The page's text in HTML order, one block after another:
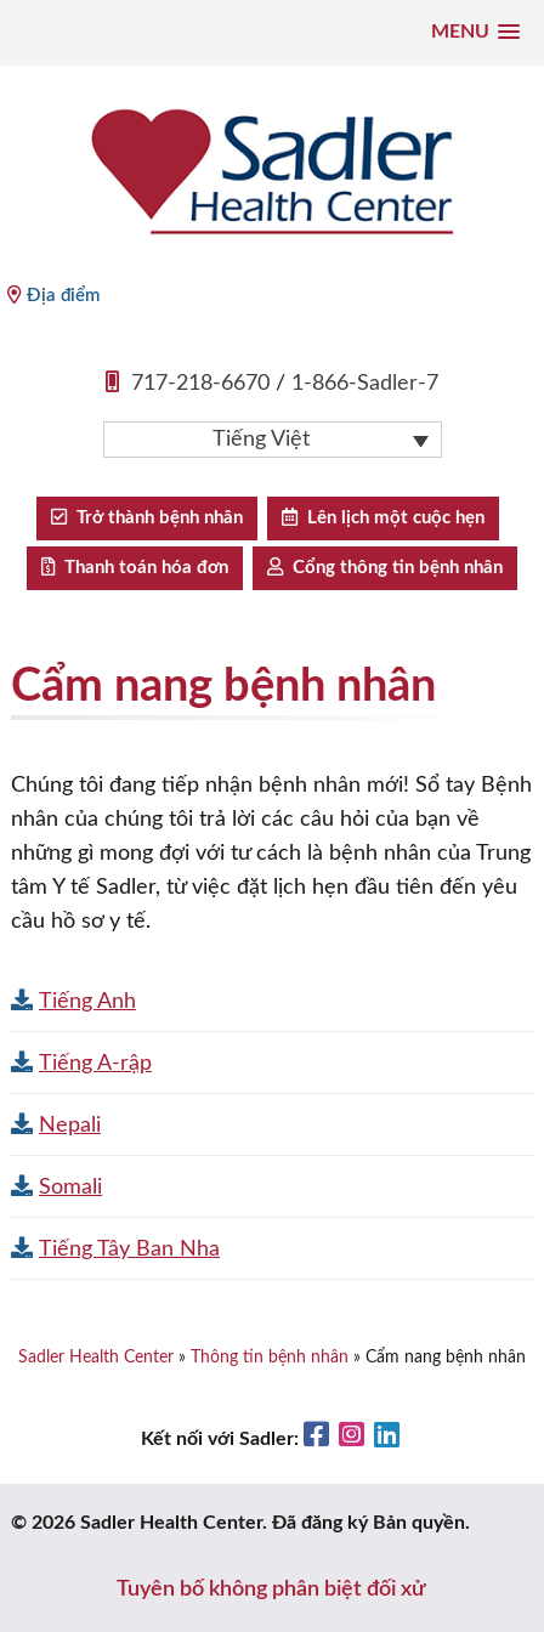
MENU
Địa điểm
717-218-6670 / 1-866-Sadler-7
Tiếng Việt
Trở thành bệnh nhân Lên lịch một cuộc hẹn
Thanh toán hóa đơn Cổng thông tin bệnh nhân
Cẩm nang bệnh nhân
Chúng tôi đang tiếp nhận bệnh nhân mới! Sổ tay Bệnh
nhân của chúng tôi trả lời các câu hỏi của bạn về
những gì mong đợi với tư cách là bệnh nhân của Trung
tâm Y tế Sadler, từ việc đặt lịch hẹn đầu tiên đến yêu
cầu hồ sơ y tế.
Tiếng Anh
Tiếng A-rập
Nepali
Somali
Tiếng Tây Ban Nha
Sadler Health Center» Thông tin bệnh nhân » Cẩm nang bệnh nhân
Kết nối với Sadler: FacebookInstagram
© 2026 Sadler Health Center. Đã đăng ký Bản quyền.
Tuyên bố không phân biệt đối xử